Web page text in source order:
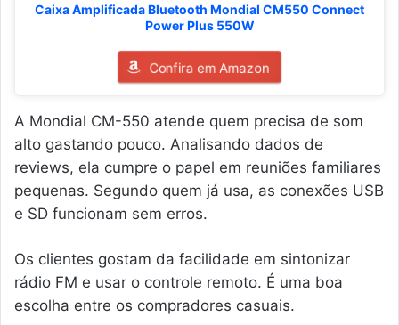
Caixa Amplificada Bluetooth Mondial CM550 Connect
Power Plus 550W
Confira em Amazon
A Mondial CM-550 atende quem precisa de som
alto gastando pouco. Analisando dados de
reviews, ela cumpre o papel em reuniões familiares
pequenas. Segundo quem já usa, as conexões USB
e SD funcionam sem erros.
Os clientes gostam da facilidade em sintonizar
rádio FM e usar o controle remoto. É uma boa
escolha entre os compradores casuais.